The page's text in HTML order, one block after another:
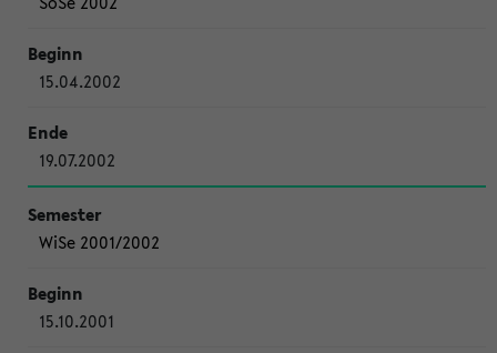
15.04.2002
19.07.2002
WiSe 2001/2002
15.10.2001